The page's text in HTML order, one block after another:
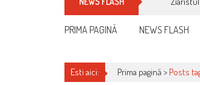
PRIMA PAGINĂ NEWS FLASH
Esti aici: Prima pagină > Posts